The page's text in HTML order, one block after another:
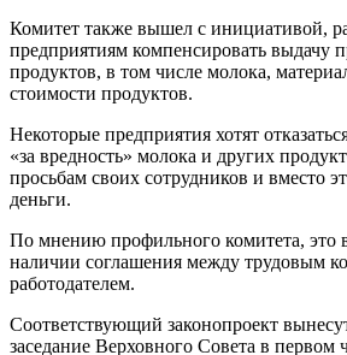
Комитет также вышел с инициативой,
предприятиям компенсировать выдачу
продуктов, в том числе молока,
стоимости продуктов.
Некоторые предприятия хотят
«за вредность» молока и других
просьбам своих сотрудников и вместо
деньги.
По мнению профильного комитета, это
наличии соглашения между трудовым
работодателем.
Соответствующий законопроект
заседание Верховного Совета в первом